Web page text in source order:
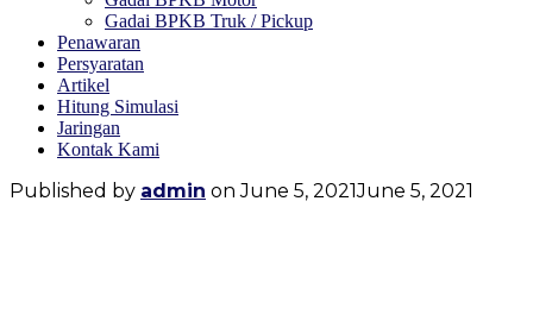
Gadai BPKB Truk / Pickup
Penawaran
Persyaratan
Artikel
Hitung Simulasi
Jaringan
Kontak Kami
Published by admin onJune 5, 2021June 5, 2021